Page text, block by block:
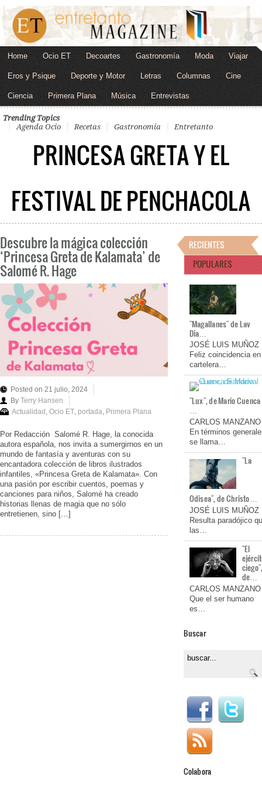
Home Ocio ET Decoartes Gastronomía Moda Viajar
Eros y Psique Deporte y Motor Letras Columnas Cine
Ciencia Primera Plana Música Entrevistas
Trending Topics
Agenda Ocio
Recetas Gastronomía Entretanto
PRINCESA GRETA Y EL
FESTIVAL DE PENCHACOLA
Descubre la mágica colección
‘Princesa Greta de Kalamata’ de
Salomé R. Hage
Posted on 21 julio, 2024
By Terry Hansen
Actualidad, Ocio ET, portada, Primera Plana
Por Redacción Salomé R. Hage, la conocida
autora española, nos invita a sumergirnos en un
mundo de fantasía y aventuras con su
encantadora colección de libros ilustrados
infantiles, «Princesa Greta de Kalamata». Con
una pasión por escribir cuentos, poemas y
canciones para niños, Salomé ha creado
historias llenas de magia que no sólo
entretienen, sino […]
RECIENTES
POPULARES
"Magallanes" de Lav
Dia…
JOSÉ LUIS MUÑOZ
Feliz coincidencia en
cartelera…
"Lux", de Mario Cuenca
…
CARLOS MANZANO
En términos
se llama…
"La
Odisea", de Christo…
JOSÉ LUIS MUÑOZ
Resulta paradójico
las…
"El
de…
CARLOS MANZANO
Que el ser humano
es…
Buscar
Colabora